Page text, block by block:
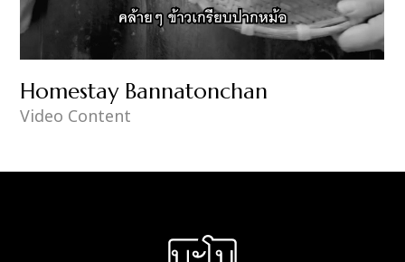
Homestay Bannatonchan
Video Content